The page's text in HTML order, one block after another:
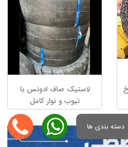
لاستیک صاف ادونس با
تیوب و نوار کامل
دسته بندی ها